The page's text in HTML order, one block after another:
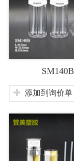
SM140B
添加到询价单